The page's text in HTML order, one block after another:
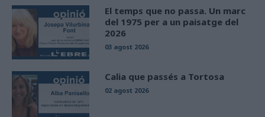
El temps que no passa. Un marc
del 1975 per a un paisatge del
2026
03 agost 2026
Calia que passés a Tortosa
02 agost 2026